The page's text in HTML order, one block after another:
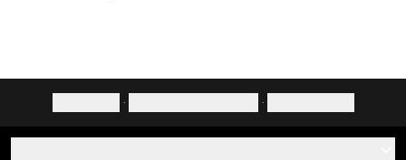
· ·